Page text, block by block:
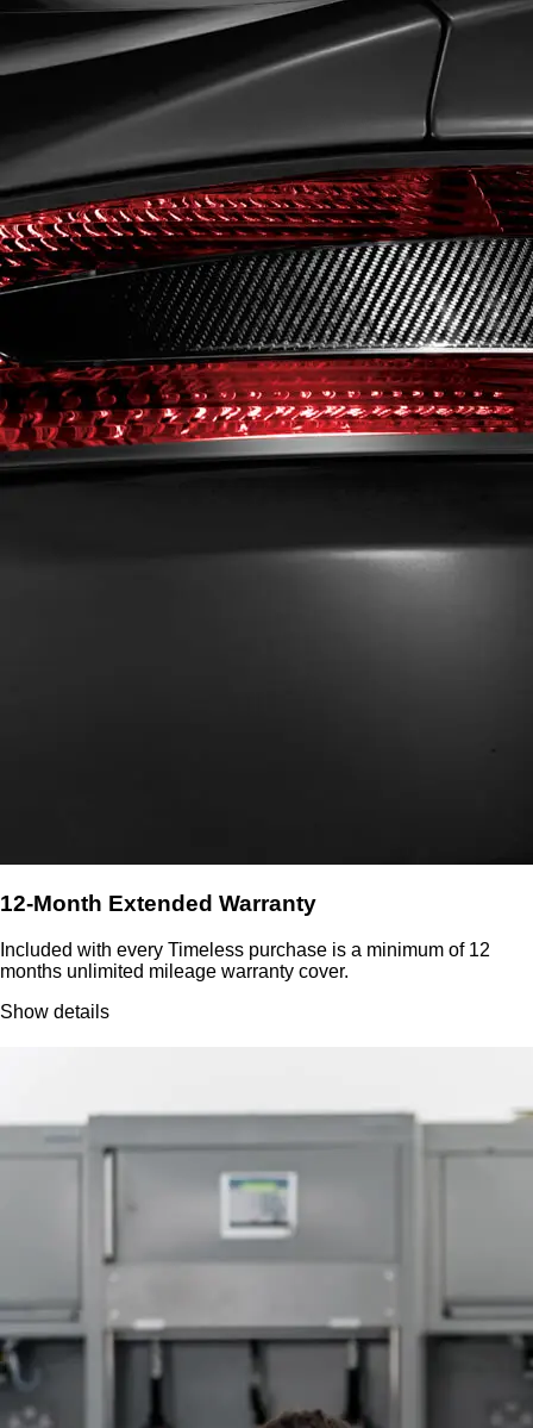
12-Month Extended Warranty
Included with every Timeless purchase is a minimum of 12
months unlimited mileage warranty cover.
Show details